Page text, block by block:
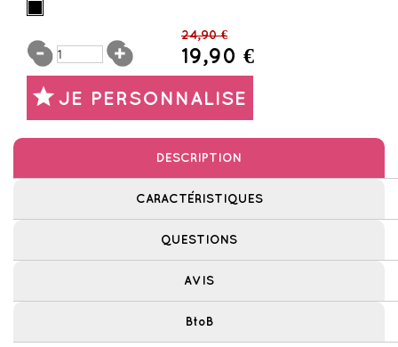
24,90 €
19,90 €
JE PERSONNALISE
DESCRIPTION
CARACTÉRISTIQUES
QUESTIONS
AVIS
BtoB